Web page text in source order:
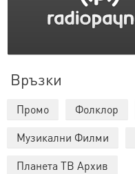
Връзки
Промо Фолклор
Музикални Филми
Планета ТВ Архив